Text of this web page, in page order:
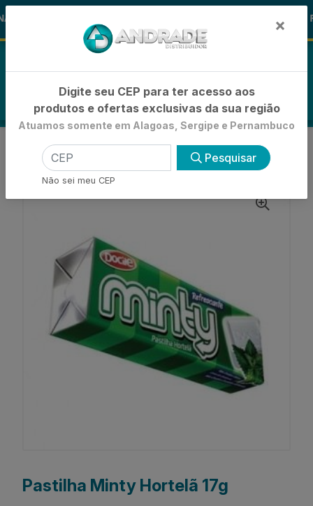
ALOHA 🪞
INÍCIO
GULOSEIMAS
BALAS DURAS
PASTILHA MINTY HORTELA 17G
Pastilha Minty Hortelã 17g
×
Digite seu CEP para ter acesso aos
produtos e ofertas exclusivas da sua região
Atuamos somente em Alagoas, Sergipe e Pernambuco
Pesquisar
Não sei meu CEP